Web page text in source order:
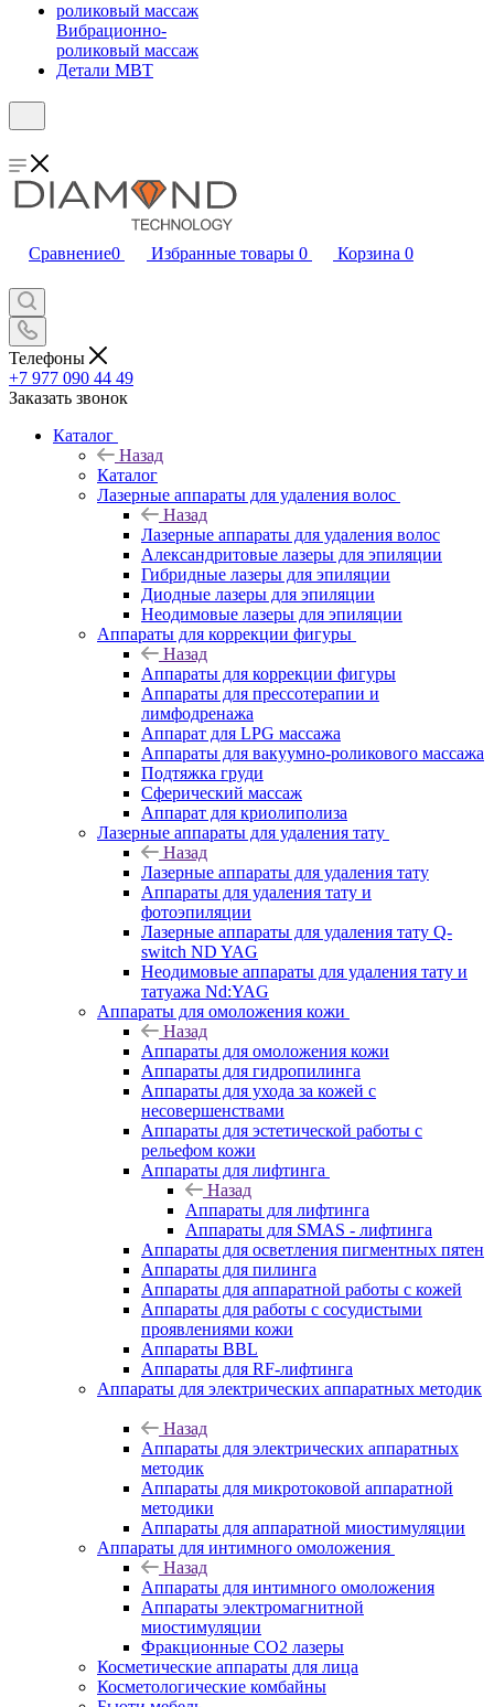
Вибрационно-
роликовый массаж
Детали MBT
Сравнение0 Избранные товары 0 Корзина 0
Телефоны
+7 977 090 44 49
Заказать звонок
Каталог
Назад
Каталог
Лазерные аппараты для удаления волос
Назад
Лазерные аппараты для удаления волос
Александритовые лазеры для эпиляции
Гибридные лазеры для эпиляции
Диодные лазеры для эпиляции
Неодимовые лазеры для эпиляции
Аппараты для коррекции фигуры
Назад
Аппараты для коррекции фигуры
Аппараты для прессотерапии и
лимфодренажа
Аппарат для LPG массажа
Аппараты для вакуумно-роликового массажа
Подтяжка груди
Сферический массаж
Аппарат для криолиполиза
Лазерные аппараты для удаления тату
Назад
Лазерные аппараты для удаления тату
Аппараты для удаления тату и
фотоэпиляции
Лазерные аппараты для удаления тату Q-
switch ND YAG
Неодимовые аппараты для удаления тату и
татуажа Nd:YAG
Аппараты для омоложения кожи
Назад
Аппараты для омоложения кожи
Аппараты для гидропилинга
Аппараты для ухода за кожей с
несовершенствами
Аппараты для эстетической работы с
рельефом кожи
Аппараты для лифтинга
Назад
Аппараты для лифтинга
Аппараты для SMAS - лифтинга
Аппараты для осветления пигментных пятен
Аппараты для пилинга
Аппараты для аппаратной работы с кожей
Аппараты для работы с сосудистыми
проявлениями кожи
Аппараты BBL
Аппараты для RF-лифтинга
Аппараты для электрических аппаратных методик
Назад
Аппараты для электрических аппаратных
методик
Аппараты для микротоковой аппаратной
методики
Аппараты для аппаратной миостимуляции
Аппараты для интимного омоложения
Назад
Аппараты для интимного омоложения
Аппараты электромагнитной
миостимуляции
Фракционные CO2 лазеры
Косметические аппараты для лица
Косметологические комбайны